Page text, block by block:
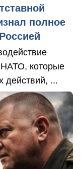
полное
НАТО, которые
действий, ...